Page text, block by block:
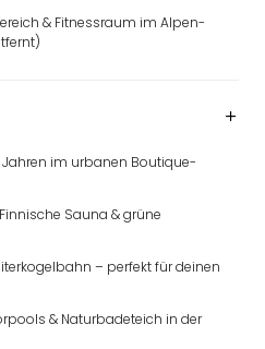
& Fitnessraum im Alpen-
im urbanen Boutique-
Sauna & grüne
– perfekt für deinen
& Naturbadeteich in der